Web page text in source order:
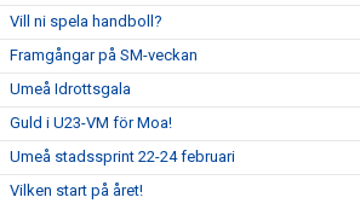
Vill ni spela handboll?
Framgångar på SM-veckan
Umeå Idrottsgala
Guld i U23-VM för Moa!
Umeå stadssprint 22-24 februari
Vilken start på året!